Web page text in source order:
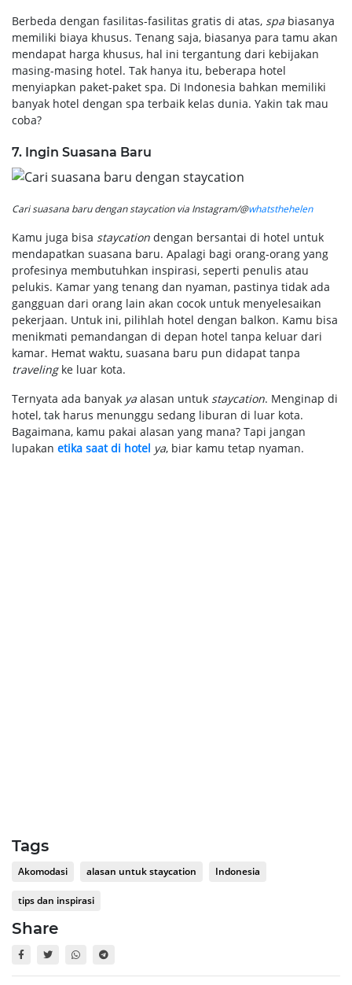
Berbeda dengan fasilitas-fasilitas gratis di atas, spa biasanya
memiliki biaya khusus. Tenang saja, biasanya para tamu akan
mendapat harga khusus, hal ini tergantung dari kebijakan
masing-masing hotel. Tak hanya itu, beberapa hotel
menyiapkan paket-paket spa. Di Indonesia bahkan memiliki
banyak hotel dengan spa terbaik kelas dunia. Yakin tak mau
coba?
7. Ingin Suasana Baru
Cari suasana baru dengan staycation via Instagram/@whatsthehelen
Kamu juga bisa staycation dengan bersantai di hotel untuk
mendapatkan suasana baru. Apalagi bagi orang-orang yang
profesinya membutuhkan inspirasi, seperti penulis atau
pelukis. Kamar yang tenang dan nyaman, pastinya tidak ada
gangguan dari orang lain akan cocok untuk menyelesaikan
pekerjaan. Untuk ini, pilihlah hotel dengan balkon. Kamu bisa
menikmati pemandangan di depan hotel tanpa keluar dari
kamar. Hemat waktu, suasana baru pun didapat tanpa
travelingke luar kota.
Ternyata ada banyak ya alasan untuk staycation. Menginap di
hotel, tak harus menunggu sedang liburan di luar kota.
Bagaimana, kamu pakai alasan yang mana? Tapi jangan
lupakan etika saat di hotel ya, biar kamu tetap nyaman.
Tags
Akomodasi alasan untuk staycation Indonesia
tips dan inspirasi
Share